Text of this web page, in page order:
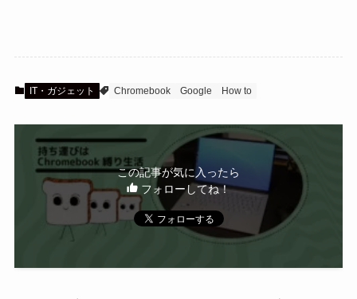
IT・ガジェット Chromebook Google How to
この記事が気に入ったら
フォローしてね！